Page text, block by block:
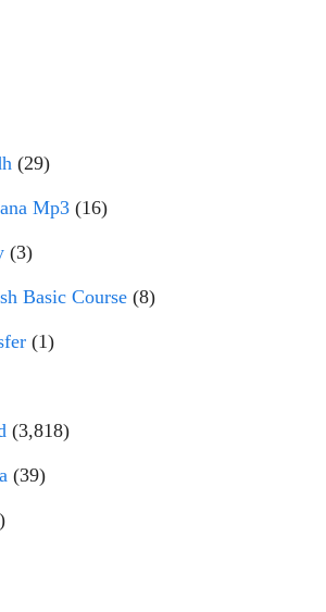
(29)
Mp3 (16)
(3)
Basic Course (8)
(1)
(3,818)
(39)